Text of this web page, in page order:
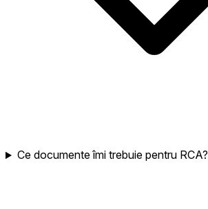
Ce documente îmi trebuie pentru RCA?